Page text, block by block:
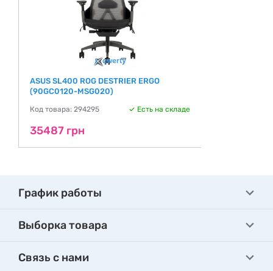
ASUS SL400 ROG DESTRIER ERGO
(90GC0120-MSG020)
Код товара: 294295 Есть на складе
35487 грн
График работы
Выборка товара
Связь с нами